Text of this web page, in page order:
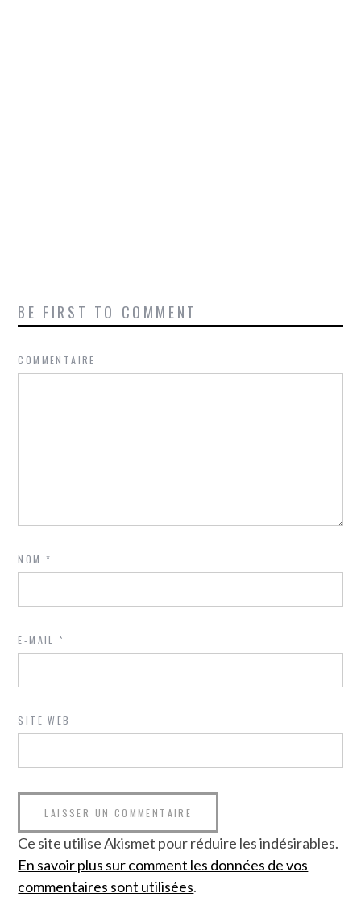
BE FIRST TO COMMENT
COMMENTAIRE
NOM*
E-MAIL*
SITE WEB
Ce site utilise Akismet pour réduire les indésirables.
En savoir plus sur comment les données de vos
commentaires sont utilisées.